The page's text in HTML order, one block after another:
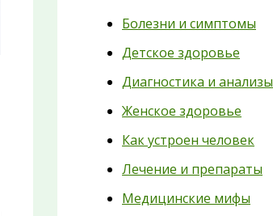
Болезни и симптомы
Детское здоровье
Диагностика и анализы
Женское здоровье
Как устроен человек
Лечение и препараты
Медицинские мифы